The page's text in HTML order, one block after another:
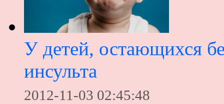
У детей, остающихся
инсульта
2012-11-03 02:45:48